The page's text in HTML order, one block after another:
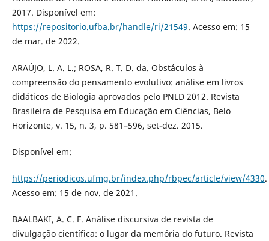
2017. Disponível em:
https://repositorio.ufba.br/handle/ri/21549. Acesso em: 15
de mar. de 2022.
ARAÚJO, L. A. L.; ROSA, R. T. D. da. Obstáculos à
compreensão do pensamento evolutivo: análise em livros
didáticos de Biologia aprovados pelo PNLD 2012. Revista
Brasileira de Pesquisa em Educação em Ciências, Belo
Horizonte, v. 15, n. 3, p. 581–596, set-dez. 2015.
Disponível em:
https://periodicos.ufmg.br/index.php/rbpec/article/view/4330.
Acesso em: 15 de nov. de 2021.
BAALBAKI, A. C. F. Análise discursiva de revista de
divulgação científica: o lugar da memória do futuro. Revista